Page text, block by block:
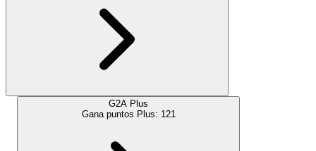
G2A Plus
Gana puntos Plus: 121